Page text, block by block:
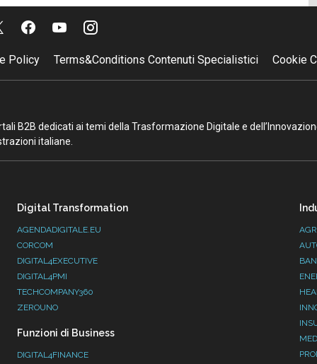
Policy Terms&Conditions Contenuti Specialistici Cookie
B2B dedicati ai temi della Trasformazione Digitale e
italiane.
Digital Transformation
AGENDADIGITALE.EU
CORCOM
DIGITAL4EXECUTIVE
DIGITAL4PMI
TECHCOMPANY360
ZEROUNO
Funzioni di Business
DIGITAL4FINANCE